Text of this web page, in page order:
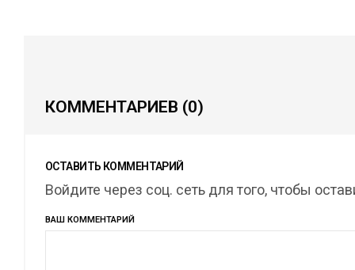
КОММЕНТАРИЕВ (0)
ОСТАВИТЬ КОММЕНТАРИЙ
Войдите через соц. сеть для того, чтобы
ВАШ КОММЕНТАРИЙ